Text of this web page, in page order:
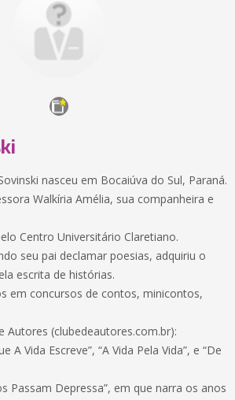
nasceu em Bocaiúva do Sul, Paraná.
Walkíria Amélia, sua companheira e
Centro Universitário Claretiano.
seu pai declamar poesias, adquiriu o
escrita de histórias.
em concursos de contos, minicontos,
Autores (clubedeautores.com.br):
A Vida Escreve”, “A Vida Pela Vida”, e “De
Passam Depressa”, em que narra os anos